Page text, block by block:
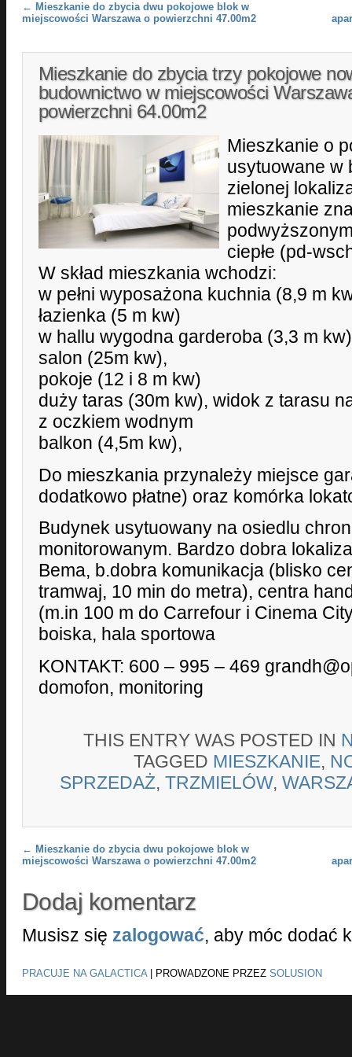
Post navigation
← Mieszkanie do zbycia dwu pokojowe blok w
miejscowości Warszawa o powierzchni 47.00m2
Mieszkanie do zbycia trzy pokojowe
budownictwo w miejscowości
powierzchni 64.00m2
Mieszkanie o
usytuowane w
zielonej
mieszkanie
ciepłe (pd-
W skład mieszkania wchodzi:
w pełni wyposażona kuchnia (8,9 m
łazienka (5 m kw)
w hallu wygodna garderoba (3,3 m kw)
salon (25m kw),
pokoje (12 i 8 m kw)
duży taras (30m kw), widok z tarasu
z oczkiem wodnym
balkon (4,5m kw),
Do mieszkania przynależy miejsce
dodatkowo płatne) oraz komórka
Budynek usytuowany na osiedlu
monitorowanym. Bardzo dobra
Bema, b.dobra komunikacja (blisko
tramwaj, 10 min do metra), centra
(m.in 100 m do Carrefour i Cinema
boiska, hala sportowa
KONTAKT: 600 – 995 – 469
domofon, monitoring
THIS ENTRY WAS POSTED IN
TAGGED MIESZKANIE,
SPRZEDAŻ, TRZMIELÓW,
Post navigation
← Mieszkanie do zbycia dwu pokojowe blok w
miejscowości Warszawa o powierzchni 47.00m2
Dodaj komentarz
Musisz się zalogować, aby móc dodać
PRACUJE NA GALACTICA | PROWADZONE PRZEZ SOLUSION